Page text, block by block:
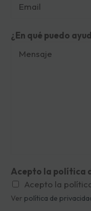
¿En qué puedo
Acepto la política
Acepto la
Ver política de